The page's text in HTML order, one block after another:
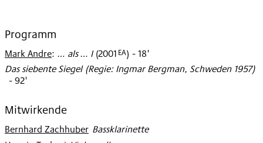
Programm
Mark Andre: … als … I (2001 EA) - 18'
Das siebente Siegel (Regie: Ingmar Bergman, Schweden 1957)
- 92'
Mitwirkende
Bernhard Zachhuber
: Bassklarinette